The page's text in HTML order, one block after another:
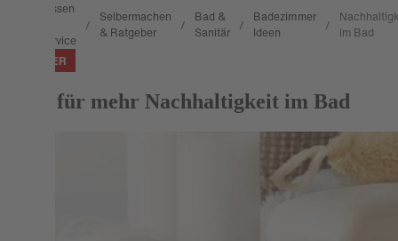
Wissen
Service
/
Selbermachen
& Ratgeber
/
Bad &
Sanitär
/
Badezimmer
Ideen
/
im Bad
RATGEBER
Tipps für mehr Nachhaltigkeit im Bad